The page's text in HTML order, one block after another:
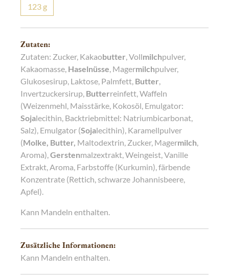
123 g
Zutaten:
Zutaten: Zucker, Kakaobutter , Vollmilchpulver,
Kakaomasse, Haselnüsse , Magermilchpulver,
Glukosesirup, Laktose, Palmfett, Butter
Invertzuckersirup, Butterreinfett, Waffeln
(Weizenmehl, Maisstärke, Kokosöl, Emulgator:
Sojalecithin, Backtriebmittel: Natriumbicarbonat,
Salz), Emulgator (Sojalecithin), Karamellpulver
(Molke, Butter, Maltodextrin, Zucker, Magermilch
Aroma), Gerstenmalzextrakt, Weingeist, Vanille
Extrakt, Aroma, Farbstoffe (Kurkumin), färbende
Konzentrate (Rettich, schwarze Johannisbeere,
Apfel).
Kann Mandeln enthalten.
Zusätzliche Informationen:
Kann Mandeln enthalten.